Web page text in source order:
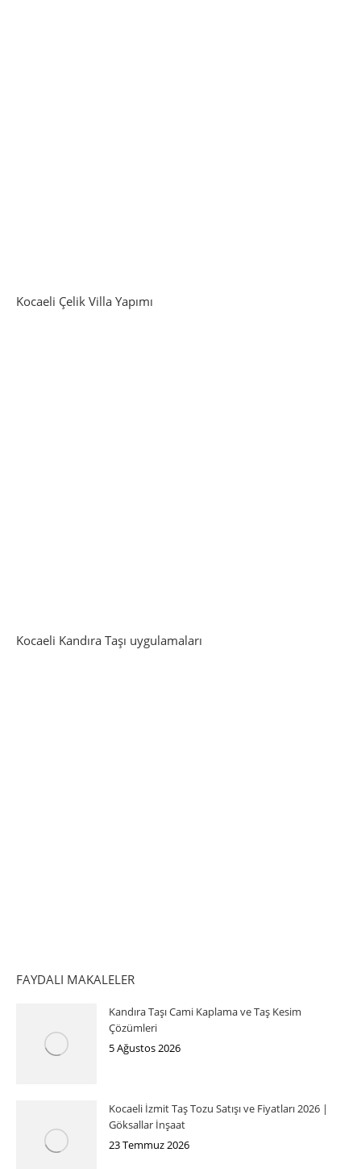
Kocaeli Çelik Villa Yapımı
Kocaeli Kandıra Taşı uygulamaları
FAYDALI MAKALELER
Kandıra Taşı Cami Kaplama ve Taş Kesim
Çözümleri
5 Ağustos 2026
Kocaeli İzmit Taş Tozu Satışı ve Fiyatları 2026 |
Göksallar İnşaat
23 Temmuz 2026